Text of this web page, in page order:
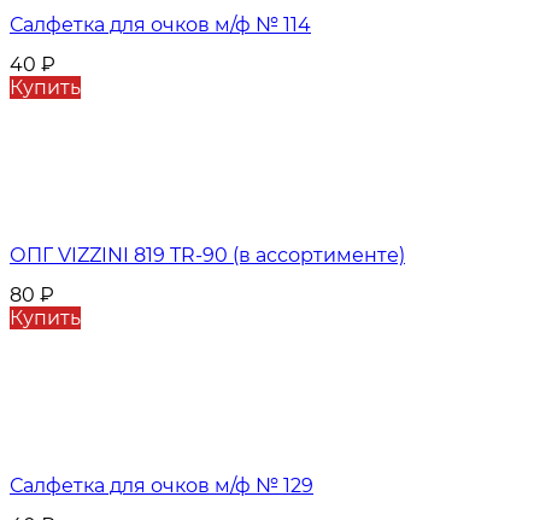
Салфетка для очков м/ф № 114
40 ₽
Купить
ОПГ VIZZINI 819 TR-90 (в ассортименте)
80 ₽
Купить
Салфетка для очков м/ф № 129